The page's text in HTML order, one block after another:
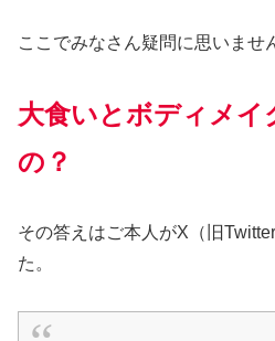
ここでみなさん疑問に思いませ
大食いとボディメイ
の？
その答えはご本人がX（旧
た。